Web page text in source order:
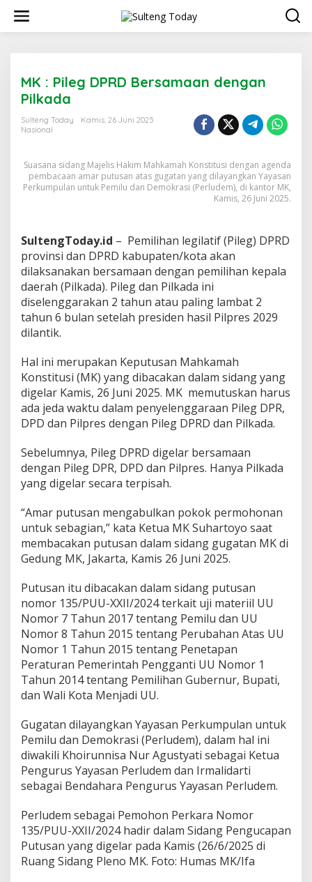
konten
MK : Pileg DPRD Bersamaan dengan
Pilkada
Sulteng Today
Kamis, 26 Juni 2025
Nasional
Suasana sidang Majelis Hakim Mahkamah Konstitusi dengan agenda
pembacaan amar putusan atas gugatan yang dilayangkan Yayasan
Perkumpulan untuk Pemilu dan Demokrasi (Perludem), di kantor MK,
Kamis, 26 Juni 2025.
SultengToday.id – Pemilihan legilatif (Pileg) DPRD
provinsi dan DPRD kabupaten/kota akan
dilaksanakan bersamaan dengan pemilihan kepala
daerah (Pilkada). Pileg dan Pilkada ini
diselenggarakan 2 tahun atau paling lambat 2
tahun 6 bulan setelah presiden hasil Pilpres 2029
dilantik.
Hal ini merupakan Keputusan Mahkamah
Konstitusi (MK) yang dibacakan dalam sidang yang
digelar Kamis, 26 Juni 2025. MK memutuskan harus
ada jeda waktu dalam penyelenggaraan Pileg DPR,
DPD dan Pilpres dengan Pileg DPRD dan Pilkada.
Sebelumnya, Pileg DPRD digelar bersamaan
dengan Pileg DPR, DPD dan Pilpres. Hanya Pilkada
yang digelar secara terpisah.
“Amar putusan mengabulkan pokok permohonan
untuk sebagian,” kata Ketua MK Suhartoyo saat
membacakan putusan dalam sidang gugatan MK di
Gedung MK, Jakarta, Kamis 26 Juni 2025.
Putusan itu dibacakan dalam sidang putusan
nomor 135/PUU-XXII/2024 terkait uji materiil UU
Nomor 7 Tahun 2017 tentang Pemilu dan UU
Nomor 8 Tahun 2015 tentang Perubahan Atas UU
Nomor 1 Tahun 2015 tentang Penetapan
Peraturan Pemerintah Pengganti UU Nomor 1
Tahun 2014 tentang Pemilihan Gubernur, Bupati,
dan Wali Kota Menjadi UU.
Gugatan dilayangkan Yayasan Perkumpulan untuk
Pemilu dan Demokrasi (Perludem), dalam hal ini
diwakili Khoirunnisa Nur Agustyati sebagai Ketua
Pengurus Yayasan Perludem dan Irmalidarti
sebagai Bendahara Pengurus Yayasan Perludem.
Perludem sebagai Pemohon Perkara Nomor
135/PUU-XXII/2024 hadir dalam Sidang Pengucapan
Putusan yang digelar pada Kamis (26/6/2025 di
Ruang Sidang Pleno MK. Foto: Humas MK/Ifa